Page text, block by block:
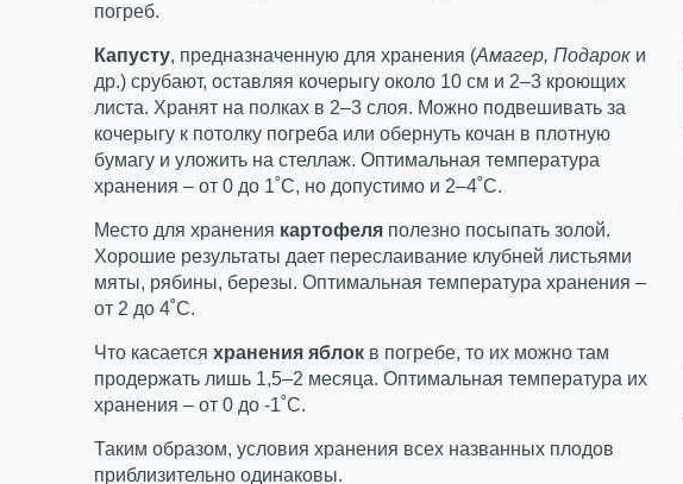
погреб.
Капусту, предназначенную для хранения (Амагер, Подарок и
др.) срубают, оставляя кочерыгу около 10 см и 2–3 кроющих
листа. Хранят на полках в 2–3 слоя. Можно подвешивать за
кочерыгу к потолку погреба или обернуть кочан в плотную
бумагу и уложить на стеллаж. Оптимальная температура
хранения – от 0 до 1˚С, но допустимо и 2–4˚С.
Место для хранения картофеля полезно посыпать золой.
Хорошие результаты дает переслаивание клубней листьями
мяты, рябины, березы. Оптимальная температура хранения –
от 2 до 4˚С.
Что касается хранения яблок в погребе, то их можно там
продержать лишь 1,5–2 месяца. Оптимальная температура их
хранения – от 0 до -1˚С.
Таким образом, условия хранения всех названных плодов
приблизительно одинаковы.